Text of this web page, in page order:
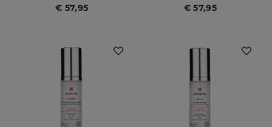
€ 57,95 € 57,95